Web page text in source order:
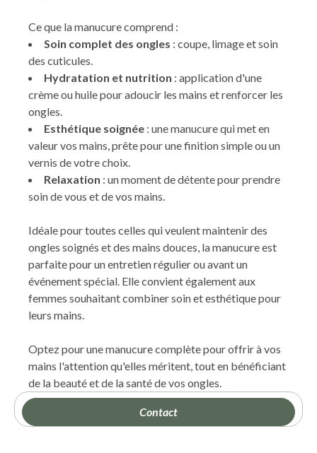
Contact
Ce que la manucure comprend :
Soin complet des ongles : coupe, limage et soin
des cuticules.
Hydratation et nutrition : application d'une
crème ou huile pour adoucir les mains et renforcer les
ongles.
Esthétique soignée : une manucure qui met en
valeur vos mains, prête pour une finition simple ou un
vernis de votre choix.
Relaxation : un moment de détente pour prendre
soin de vous et de vos mains.
Idéale pour toutes celles qui veulent maintenir des
ongles soignés et des mains douces, la manucure est
parfaite pour un entretien régulier ou avant un
événement spécial. Elle convient également aux
femmes souhaitant combiner soin et esthétique pour
leurs mains.
Optez pour une manucure complète pour offrir à vos
mains l'attention qu'elles méritent, tout en bénéficiant
de la beauté et de la santé de vos ongles.